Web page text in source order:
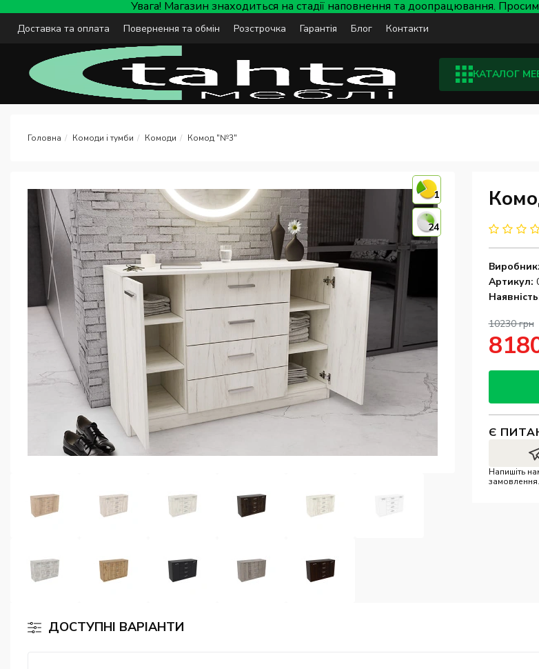
Увага! Магазин знаходиться на стадії наповнення та доопрацювання.
Доставка та оплата Повернення та обмін Розстрочка Гарантія Блог Контакти
КАТАЛОГ
Комоди і тумби Комоди Комод "№3"
1
24
Виробник:
Артикул:
10230 грн
Є
Напишіть
замовлення.
ДОСТУПНІ ВАРІАНТИ